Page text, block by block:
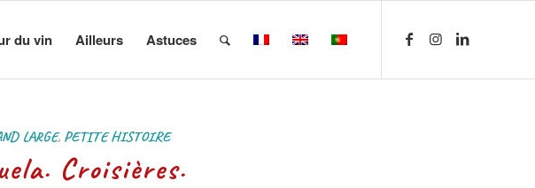
du vin Ailleurs Astuces
LARGE, PETITE HISTOIRE
Croisières.